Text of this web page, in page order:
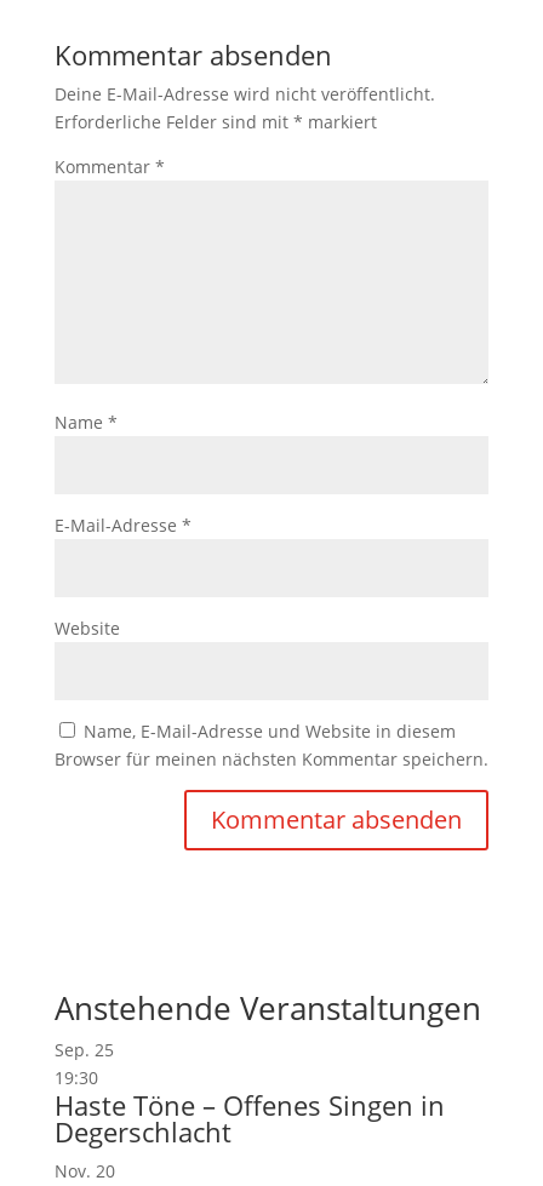
Kommentar absenden
Deine E-Mail-Adresse wird nicht veröffentlicht.
Erforderliche Felder sind mit * markiert
Kommentar *
Name *
E-Mail-Adresse *
Website
Name, E-Mail-Adresse und Website in diesem
Browser für meinen nächsten Kommentar speichern.
Anstehende Veranstaltungen
Sep. 25
19:30
Haste Töne – Offenes Singen in
Degerschlacht
Nov. 20